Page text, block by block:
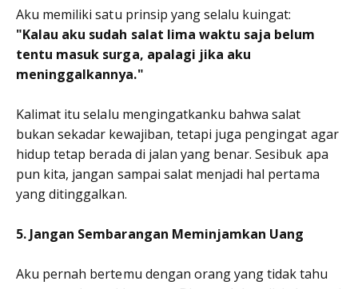
Aku memiliki satu prinsip yang selalu kuingat:
"Kalau aku sudah salat lima waktu saja belum
tentu masuk surga, apalagi jika aku
meninggalkannya."
Kalimat itu selalu mengingatkanku bahwa salat
bukan sekadar kewajiban, tetapi juga pengingat agar
hidup tetap berada di jalan yang benar. Sesibuk apa
pun kita, jangan sampai salat menjadi hal pertama
yang ditinggalkan.
5. Jangan Sembarangan Meminjamkan Uang
Aku pernah bertemu dengan orang yang tidak tahu